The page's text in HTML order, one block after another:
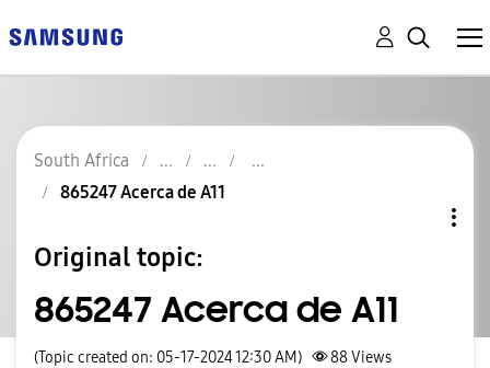
South Africa
865247 Acerca de A11
Original topic:
865247 Acerca de A11
(Topic created on: 05-17-2024 12:30 AM) 88Views